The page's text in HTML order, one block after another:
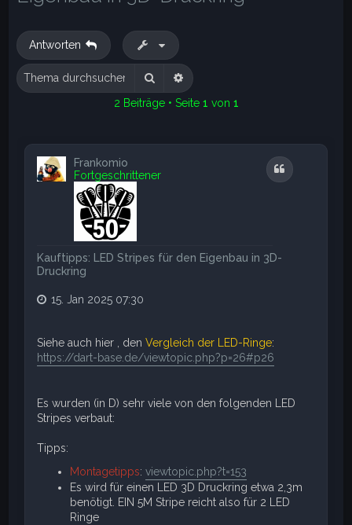
Antworten
Suche Erweiterte Suche
2 Beiträge • Seite 1 von 1
Frankomio
Fortgeschrittener
Kauftipps: LED Stripes für den Eigenbau in 3D-
Druckring
Zitat
15. Jan 2025 07:30
Siehe auch hier , denVergleich der LED-Ringe:
https://dart-base.de/viewtopic.php?p=26#p26
Es wurden (in D) sehr viele von den folgenden LED
Stripes verbaut:
Tipps:
Montagetipps:viewtopic.php?t=153
Es wird für einen LED 3D Druckring etwa 2,3m
benötigt. EIN 5M Stripe reicht also für 2 LED
Ringe